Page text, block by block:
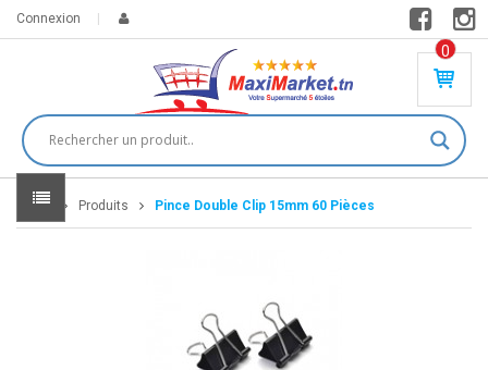
Connexion
0
PR
DU
IT(
S)
Home Produits Pince Double Clip 15mm 60 Pièces